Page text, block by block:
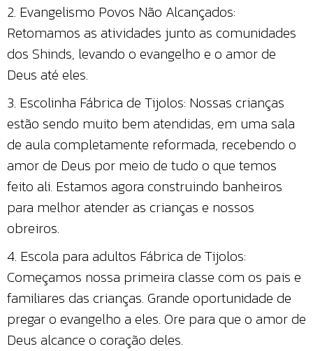
2. Evangelismo Povos Não Alcançados:
Retomamos as atividades junto as comunidades
dos Shinds, levando o evangelho e o amor de
Deus até eles.
3. Escolinha Fábrica de Tijolos: Nossas crianças
estão sendo muito bem atendidas, em uma sala
de aula completamente reformada, recebendo o
amor de Deus por meio de tudo o que temos
feito ali. Estamos agora construindo banheiros
para melhor atender as crianças e nossos
obreiros.
4. Escola para adultos Fábrica de Tijolos:
Começamos nossa primeira classe com os pais e
familiares das crianças. Grande oportunidade de
pregar o evangelho a eles. Ore para que o amor de
Deus alcance o coração deles.